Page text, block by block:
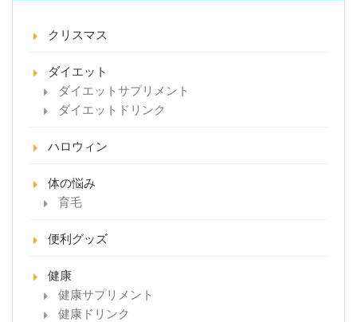
クリスマス
ダイエット
ダイエットサプリメント
ダイエットドリンク
ハロウィン
体の悩み
育毛
便利グッズ
健康
健康サプリメント
健康ドリンク